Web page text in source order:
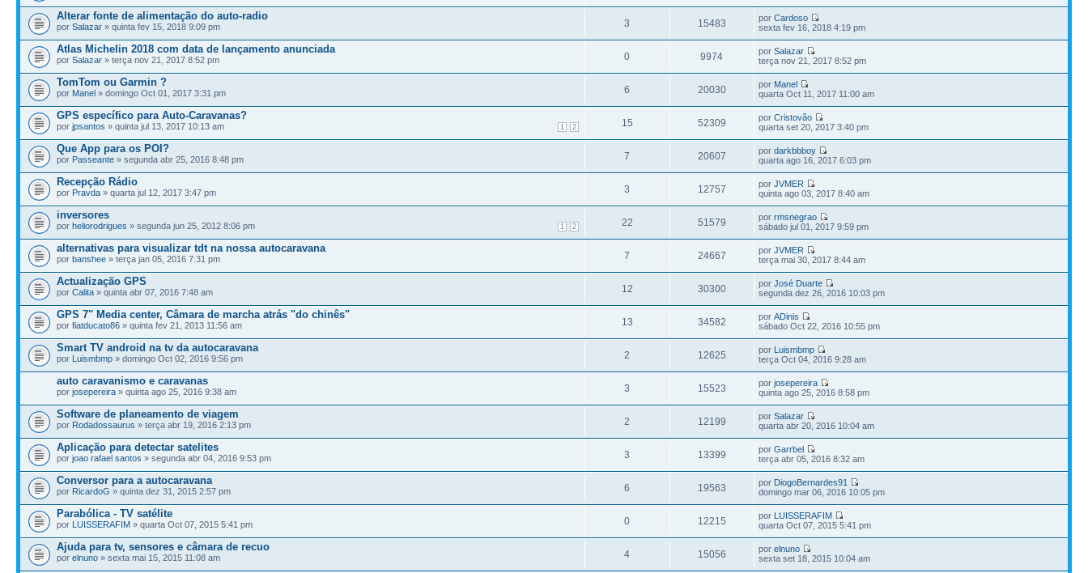
Alterar fonte de alimentação do auto-radio
por Salazar » quinta fev 15, 2018 9:09 pm 3 15483 porCardoso
sexta fev 16, 2018 4:19 pm
Atlas Michelin 2018 com data de lançamento anunciada
por Salazar » terça nov 21, 2017 8:52 pm 0 9974 porSalazar
terça nov 21, 2017 8:52 pm
TomTom ou Garmin ?
por Manel » domingo Oct 01, 2017 3:31 pm 6 20030 por Manel
quarta Oct 11, 2017 11:00 am
GPS específico para Auto-Caravanas?
1 2
por jpsantos » quinta jul 13, 2017 10:13 am 15 52309 porCristovão
quarta set 20, 2017 3:40 pm
Que App para os POI?
por Passeante » segunda abr 25, 2016 8:48 pm 7 20607 pordarkbbboy
quarta ago 16, 2017 6:03 pm
Recepção Rádio
por Pravda » quarta jul 12, 2017 3:47 pm 3 12757 porJVMER
quinta ago 03, 2017 8:40 am
inversores
1 2
por heliorodrigues » segunda jun 25, 2012 8:06 pm 22 51579 porrmsnegrao
sábado jul 01, 2017 9:59 pm
alternativas para visualizar tdt na nossa autocaravana
por banshee » terça jan 05, 2016 7:31 pm 7 24667 porJVMER
terça mai 30, 2017 8:44 am
Actualização GPS
por Calita » quinta abr 07, 2016 7:48 am 12 30300 porJosé Duarte
segunda dez 26, 2016 10:03 pm
GPS 7" Media center, Câmara de marcha atrás "do chinês"
por fiatducato86 » quinta fev 21, 2013 11:56 am 13 34582 porADinis
sábado Oct 22, 2016 10:55 pm
Smart TV android na tv da autocaravana
por Luismbmp » domingo Oct 02, 2016 9:56 pm 2 12625 por Luismbmp
terça Oct 04, 2016 9:28 am
auto caravanismo e caravanas
por josepereira » quinta ago 25, 2016 9:38 am 3 15523 porjosepereira
quinta ago 25, 2016 8:58 pm
Software de planeamento de viagem
por Rodadossaurus » terça abr 19, 2016 2:13 pm 2 12199 porSalazar
quarta abr 20, 2016 10:04 am
Aplicação para detectar satelites
por joao rafael santos » segunda abr 04, 2016 9:53 pm 3 13399 porGarrbel
terça abr 05, 2016 8:32 am
Conversor para a autocaravana
por RicardoG » quinta dez 31, 2015 2:57 pm 6 19563 por DiogoBernardes91
domingo mar 06, 2016 10:05 pm
Parabólica - TV satélite
por LUISSERAFIM » quarta Oct 07, 2015 5:41 pm 0 12215 por LUISSERAFIM
quarta Oct 07, 2015 5:41 pm
Ajuda para tv, sensores e câmara de recuo
por elnuno » sexta mai 15, 2015 11:08 am 4 15056 porelnuno
sexta set 18, 2015 10:04 am